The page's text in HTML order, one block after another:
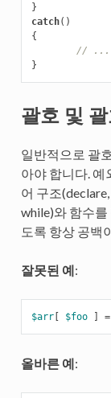
}
catch()
{
// ...
}
괄호 및
일반적으로 괄
아야 합니다. 예
어 구조
while)와 함수
도록 항상 공백
잘못된 예:
$arr[ $foo =
올바른 예: